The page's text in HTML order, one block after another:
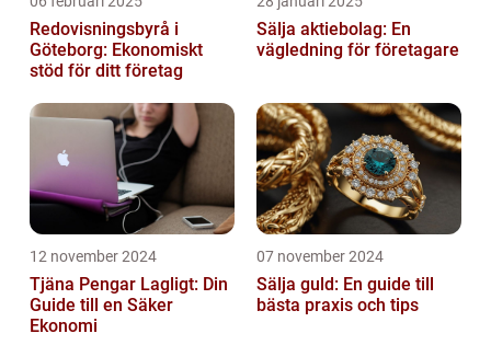
Redovisningsbyrå i
Göteborg: Ekonomiskt
stöd för ditt företag
Sälja aktiebolag: En
vägledning för företagare
12 november 2024
Tjäna Pengar Lagligt: Din
Guide till en Säker
Ekonomi
07 november 2024
Sälja guld: En guide till
bästa praxis och tips